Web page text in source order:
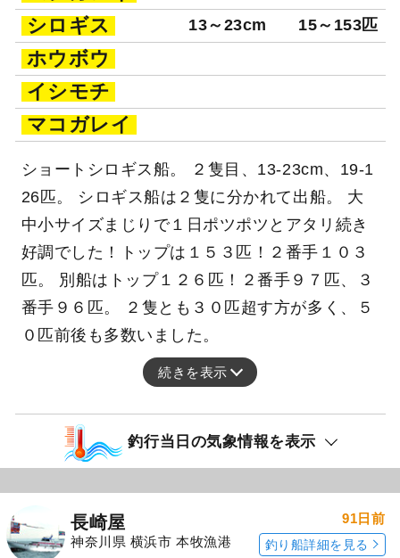
シロギス
13～23cm 15～153匹
ホウボウ
イシモチ
マコガレイ
ショートシロギス船。 ２隻目、13-23cm、19-1
26匹。 シロギス船は２隻に分かれて出船。 大
中小サイズまじりで１日ポツポツとアタリ続き
好調でした！トップは１５３匹！２番手１０３
匹。 別船はトップ１２６匹！２番手９７匹、３
番手９６匹。 ２隻とも３０匹超す方が多く、５
０匹前後も多数いました。
続きを表示
釣行当日の気象情報を表示
長崎屋
神奈川県 横浜市 本牧漁港
91日前
釣り船詳細を見る